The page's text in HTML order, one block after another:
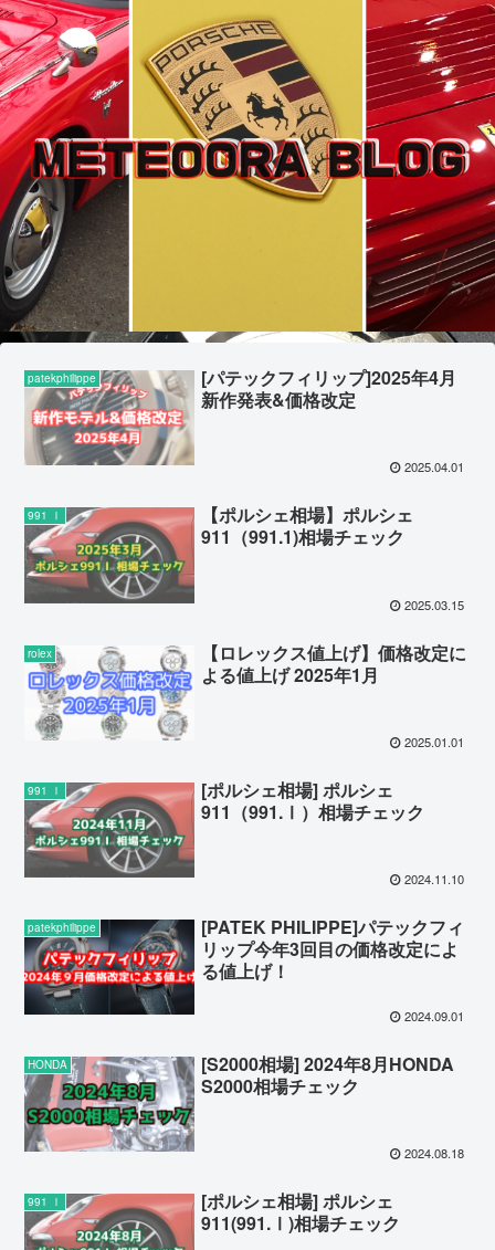
patekphilippe
[パテックフィリップ]2025年4月
新作発表&価格改定
2025.04.01
991 Ⅰ
【ポルシェ相場】ポルシェ
911（991.1)相場チェック
2025.03.15
rolex
【ロレックス値上げ】価格改定に
よる値上げ 2025年1月
2025.01.01
991 Ⅰ
[ポルシェ相場] ポルシェ
911（991.Ⅰ）相場チェック
2024.11.10
patekphilippe
[PATEK PHILIPPE]パテックフィ
リップ今年3回目の価格改定によ
る値上げ！
2024.09.01
HONDA
[S2000相場] 2024年8月HONDA
S2000相場チェック
2024.08.18
991 Ⅰ
[ポルシェ相場] ポルシェ
911(991.Ⅰ)相場チェック